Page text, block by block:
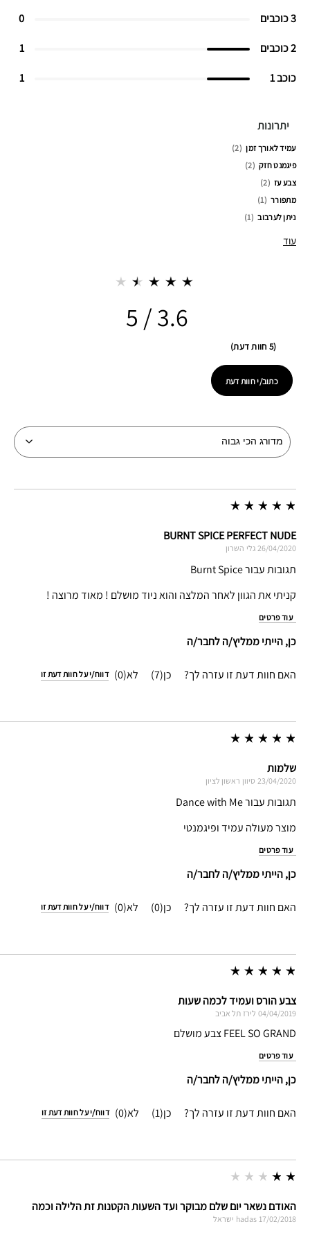
3 כוכבים 0
2 כוכבים 1
כוכב 1 1
יתרונות
עמיד לאורך זמן
2
פיגמנט חזק
2
צבע עז
2
מתפורר
1
ניתן לערבוב
1
עוד
3.6
5 חוות דעת
כתוב/י חוות דעת
BURNT SPICE PERFECT NUDE
26/04/2020 גלי השרון
תגובות עבור Burnt Spice
קניתי את הגוון לאחר המלצה והוא ניוד מושלם ! מאוד מרוצה !
עוד פרטים
כן, הייתי ממליץ/ה לחבר/ה
האם חוות דעת זו עזרה לך? 7
0 דווח/י על חוות דעת זו
שלמות
23/04/2020 סיוון ראשון לציון
תגובות עבור Dance with Me
מוצר מעולה עמיד ופיגמנטי
עוד פרטים
כן, הייתי ממליץ/ה לחבר/ה
האם חוות דעת זו עזרה לך? 0
0 דווח/י על חוות דעת זו
צבע הורס ועמיד לכמה שעות
04/04/2019 לירז תל אביב
FEEL SO GRAND צבע מושלם
עוד פרטים
כן, הייתי ממליץ/ה לחבר/ה
האם חוות דעת זו עזרה לך? 1
0 דווח/י על חוות דעת זו
האודם נשאר יום שלם מבוקר ועד השעות הקטנות זת הלילה וכמה
17/02/2018
hadas ישראל